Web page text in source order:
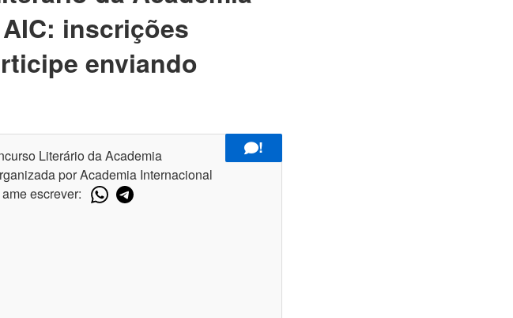
inscrições
enviando
!
Literário da Academia
por Academia Internacional
escrever: